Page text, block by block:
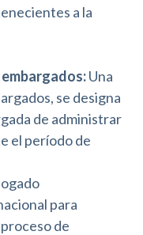
a la
Una
se designa
de administrar
el período de
para
de